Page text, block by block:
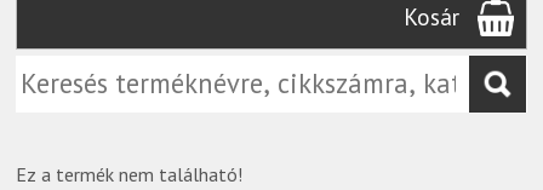
Kosár
Ez a termék nem található!